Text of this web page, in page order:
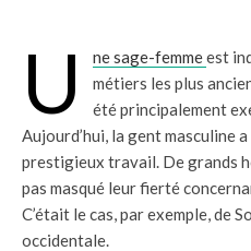
U ne sage-femmeest
métiers les plus
été principalement
Aujourd’hui, la gent masculine
prestigieux travail. De grands
pas masqué leur fierté
C’était le cas, par exemple, de
occidentale.